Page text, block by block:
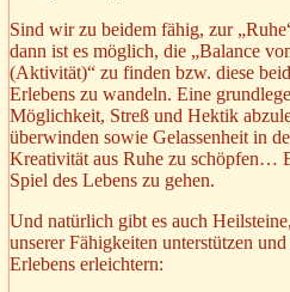
Sind wir zu beidem fähig, zur
dann ist es möglich, die „Balance
(Aktivität)“ zu finden bzw. diese
Erlebens zu wandeln. Eine
Möglichkeit, Streß und Hektik
überwinden sowie Gelassenheit in
Kreativität aus Ruhe zu schöpfen…
Spiel des Lebens zu gehen.
Und natürlich gibt es auch
unserer Fähigkeiten unterstützen
Erlebens erleichtern: